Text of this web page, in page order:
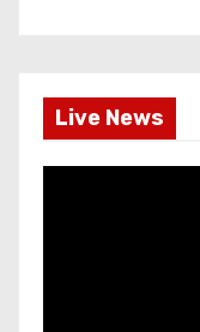
Live News